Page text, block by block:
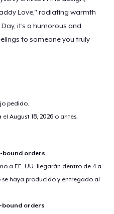
Love," radiating warmth
it’s a humorous and
to someone you truly
pedido.
elAugust 18, 2026 o antes.
bound orders
a EE. UU. llegarán dentro de 4 a
se haya producido y entregado al
bound orders
Next Level 3600 | Premium Ring-Spun Cotton T-Shirt